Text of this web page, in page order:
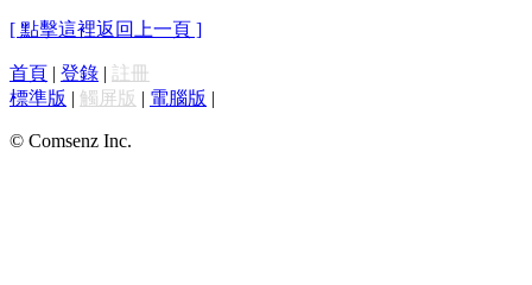
[ 點擊這裡返回上一頁 ]
首頁 | 登錄 | 註冊
標準版 | 觸屏版 | 電腦版 |
© Comsenz Inc.